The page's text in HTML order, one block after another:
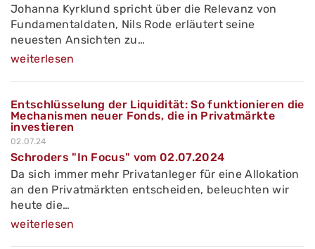
Johanna Kyrklund spricht über die Relevanz von
Fundamentaldaten, Nils Rode erläutert seine
neuesten Ansichten zu…
weiterlesen
Entschlüsselung der Liquidität: So funktionieren die
Mechanismen neuer Fonds, die in Privatmärkte
investieren
02.07.24
Schroders "In Focus" vom 02.07.2024
Da sich immer mehr Privatanleger für eine Allokation
an den Privatmärkten entscheiden, beleuchten wir
heute die…
weiterlesen